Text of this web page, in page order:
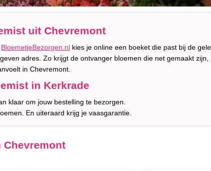
uit Chevremont
BloemetjeBezorgen.nl kies je online een boeket die past bij de
adres. Zo krijgt de ontvanger bloemen die net gemaakt zijn,
in Chevremont.
in Kerkrade
klaar om jouw bestelling te bezorgen.
En uiteraard krijg je vaasgarantie.
Chevremont